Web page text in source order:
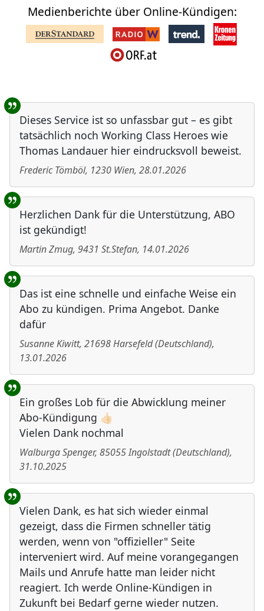
Medienberichte über Online-Kündigen:
Benutzer-Rückmeldungen
Dieses Service ist so unfassbar gut – es gibt
tatsächlich noch Working Class Heroes wie
Thomas Landauer hier eindrucksvoll beweist.
Frederic Tömböl, 1230 Wien, 28.01.2026
Herzlichen Dank für die Unterstützung, ABO
ist gekündigt!
Martin Zmug, 9431 St.Stefan, 14.01.2026
Das ist eine schnelle und einfache Weise ein
Abo zu kündigen. Prima Angebot. Danke
dafür
Susanne Kiwitt, 21698Harsefeld(Deutschland),
13.01.2026
Ein großes Lob für die Abwicklung meiner
Abo-Kündigung 👍🏻
Vielen Dank nochmal
Walburga Spenger, 85055Ingolstadt(Deutschland),
31.10.2025
Vielen Dank, es hat sich wieder einmal
gezeigt, dass die Firmen schneller tätig
werden, wenn von "offizieller" Seite
interveniert wird. Auf meine vorangegangen
Mails und Anrufe hatte man leider nicht
reagiert. Ich werde Online-Kündigen in
Zukunft bei Bedarf gerne wieder nutzen.